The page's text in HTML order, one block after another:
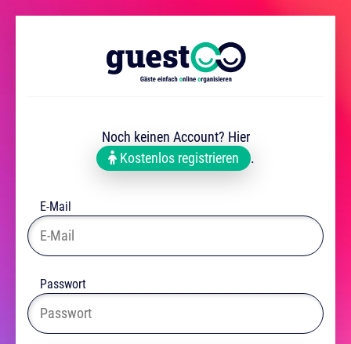
Noch keinen Account? Hier
Kostenlos registrieren
.
E-Mail
Passwort